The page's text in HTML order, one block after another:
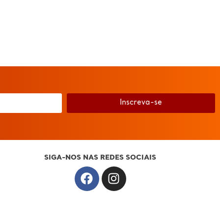
Inscreva-se
SIGA-NOS NAS REDES SOCIAIS